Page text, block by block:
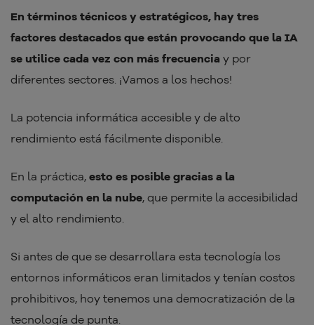
En términos técnicos y estratégicos, hay tres
factores destacados que están provocando que la IA
se utilice cada vez con más frecuencia y por
diferentes sectores. ¡Vamos a los hechos!
La potencia informática accesible y de alto
rendimiento está fácilmente disponible.
En la práctica, esto es posible gracias a la
computación en la nube, que permite la accesibilidad
y el alto rendimiento.
Si antes de que se desarrollara esta tecnología los
entornos informáticos eran limitados y tenían costos
prohibitivos, hoy tenemos una democratización de la
tecnología de punta.